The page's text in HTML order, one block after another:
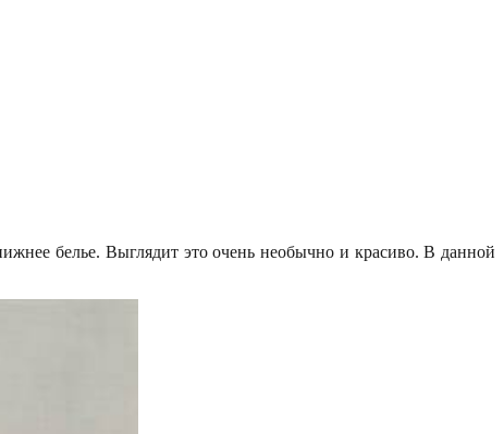
белье. Выглядит это очень необычно и красиво. В данной